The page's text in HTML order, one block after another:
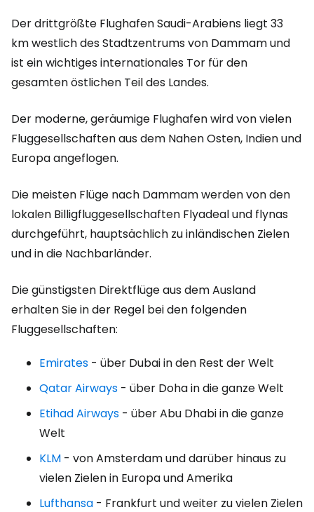
Der drittgrößte Flughafen Saudi-Arabiens liegt 33
km westlich des Stadtzentrums von Dammam und
ist ein wichtiges internationales Tor für den
gesamten östlichen Teil des Landes.
Der moderne, geräumige Flughafen wird von vielen
Fluggesellschaften aus dem Nahen Osten, Indien und
Europa angeflogen.
Die meisten Flüge nach Dammam werden von den
lokalen Billigfluggesellschaften Flyadeal und flynas
durchgeführt, hauptsächlich zu inländischen Zielen
und in die Nachbarländer.
Die günstigsten Direktflüge aus dem Ausland
erhalten Sie in der Regel bei den folgenden
Fluggesellschaften:
Emirates - über Dubai in den Rest der Welt
Qatar Airways - über Doha in die ganze Welt
Etihad Airways - über Abu Dhabi in die ganze
Welt
KLM - von Amsterdam und darüber hinaus zu
vielen Zielen in Europa und Amerika
Lufthansa - Frankfurt und weiter zu vielen Zielen